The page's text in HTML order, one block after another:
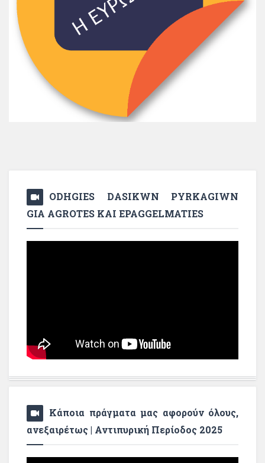
ODHGIES DASIKWN PYRKAGIWN
GIA AGROTES KAI EPAGGELMATIES
Κάποια πράγματα μας αφορούν όλους,
ανεξαιρέτως | Αντιπυρική Περίοδος 2025